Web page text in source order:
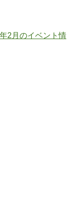
2月のイベント情